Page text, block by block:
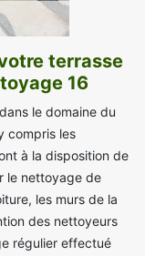
terrasse
16
le domaine du
compris les
à la disposition de
le nettoyage de
les murs de la
des nettoyeurs
régulier effectué